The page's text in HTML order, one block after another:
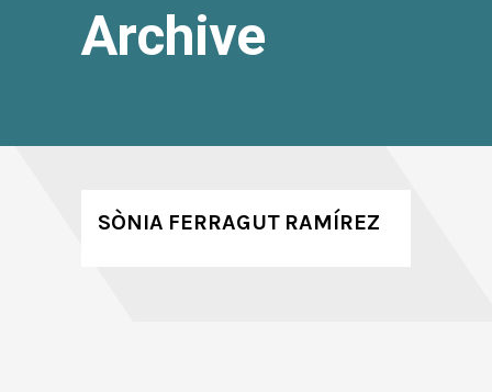
Archive
SÒNIA FERRAGUT RAMÍREZ